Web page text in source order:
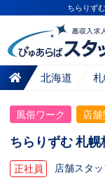
ちらりず
北海道
風俗ワーク 店舗
ちらりずむ 札幌
正社員 店舗スタ